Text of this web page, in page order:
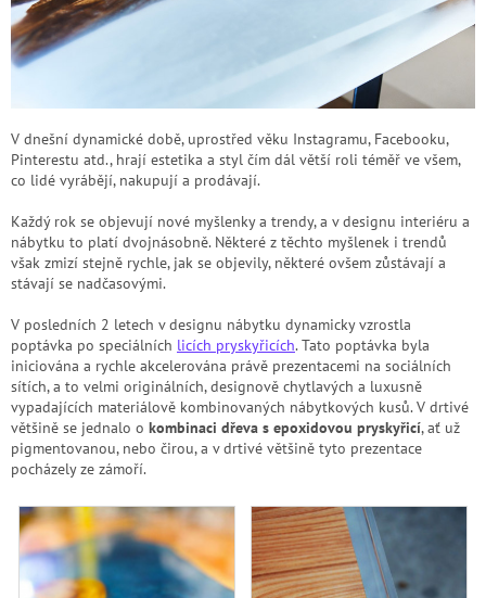
V dnešní dynamické době, uprostřed věku Instagramu, Facebooku,
Pinterestu atd., hrají estetika a styl čím dál větší roli téměř ve všem,
co lidé vyrábějí, nakupují a prodávají.
Každý rok se objevují nové myšlenky a trendy, a v designu interiéru a
nábytku to platí dvojnásobně. Některé z těchto myšlenek i trendů
však zmizí stejně rychle, jak se objevily, některé ovšem zůstávají a
stávají se nadčasovými.
V posledních 2 letech v designu nábytku dynamicky vzrostla
poptávka po speciálních licích pryskyřicích. Tato poptávka byla
iniciována a rychle akcelerována právě prezentacemi na sociálních
sítích, a to velmi originálních, designově chytlavých a luxusně
vypadajících materiálově kombinovaných nábytkových kusů. V drtivé
většině se jednalo o kombinaci dřeva s epoxidovou pryskyřicí, ať už
pigmentovanou, nebo čirou, a v drtivé většině tyto prezentace
pocházely ze zámoří.